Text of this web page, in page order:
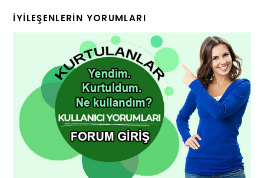
İYILEŞENLERIN YORUMLARI